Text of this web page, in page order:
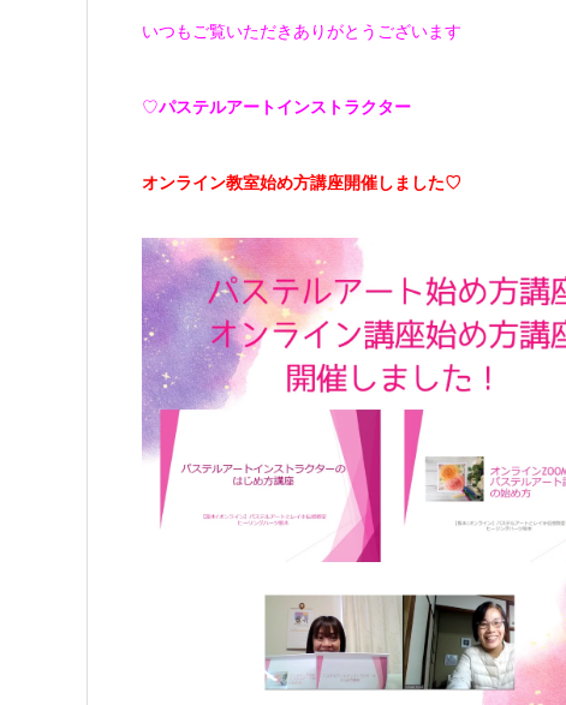
いつもご覧いただきありがとうございます
♡パステルアートインストラクター
オンライン教室始め方講座開催しました♡